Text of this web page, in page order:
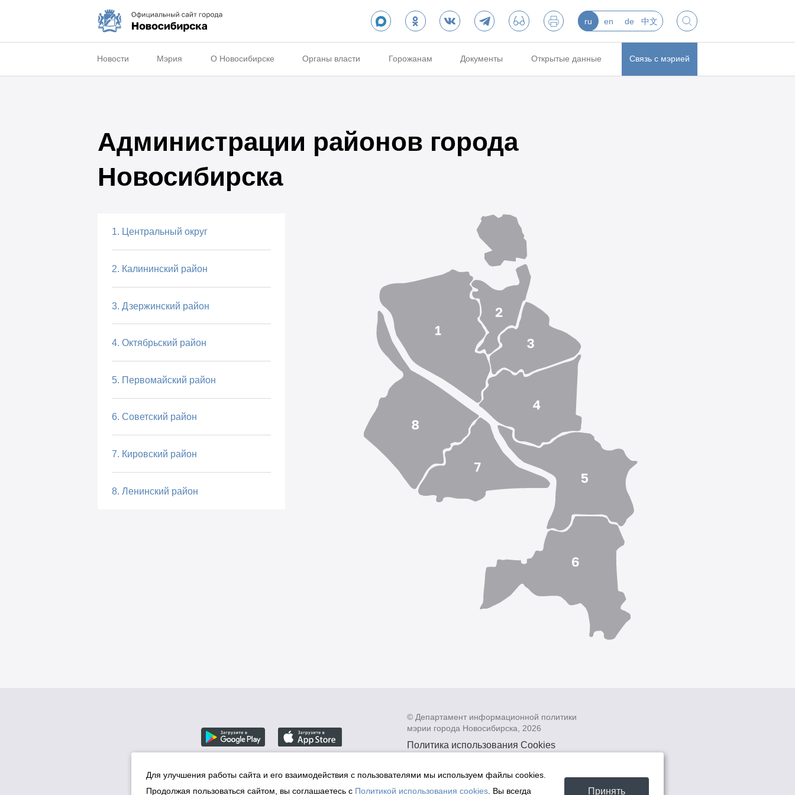
ru en de 中文
Новости Мэрия О Новосибирске Органы власти Горожанам Документы Открытые данные Связь с мэрией
Администрации районов города
Новосибирска
1. Центральный округ
2. Калининский район
3. Дзержинский район
4. Октябрьский район
5. Первомайский район
6. Советский район
7. Кировский район
8. Ленинский район
© Департамент информационной политики
мэрии города Новосибирска, 2026
Политика использования Cookies
данных в информационных системах
мэрии города Новосибирска
Для улучшения работы сайта и его взаимодействия с пользователями мы используем файлы cookies.
Продолжая пользоваться сайтом, вы соглашаетесь с Политикой использования cookies . Вы всегда Принять